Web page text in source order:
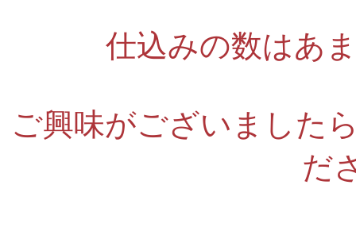
仕込みの数はあ
ご興味がございました
だ